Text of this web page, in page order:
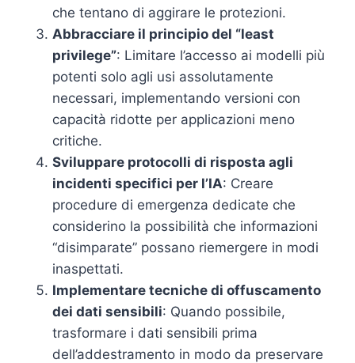
che tentano di aggirare le protezioni.
Abbracciare il principio del “least
privilege”: Limitare l’accesso ai modelli più
potenti solo agli usi assolutamente
necessari, implementando versioni con
capacità ridotte per applicazioni meno
critiche.
Sviluppare protocolli di risposta agli
incidenti specifici per l’IA: Creare
procedure di emergenza dedicate che
considerino la possibilità che informazioni
“disimparate” possano riemergere in modi
inaspettati.
Implementare tecniche di offuscamento
dei dati sensibili: Quando possibile,
trasformare i dati sensibili prima
dell’addestramento in modo da preservare